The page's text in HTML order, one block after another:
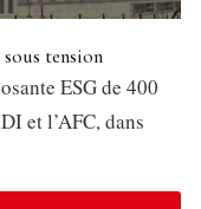
tension
ESG de 400
et l’AFC, dans